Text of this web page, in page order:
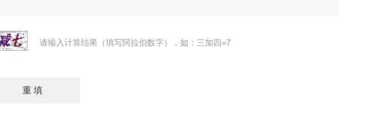
请输入计算结果（填写阿拉伯数字），如：三加四=7